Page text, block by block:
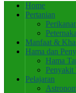
Home
Pertanian
Manfaat &
Hama dan
Hama
Penyakit
Pelajaran